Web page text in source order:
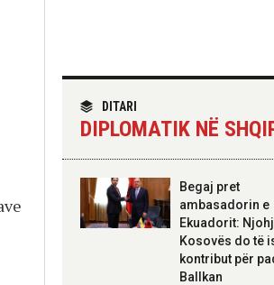
qeverisjen e Kinës
Për herë të parë,
Forcat e Armatosura
me mjete taktike
“Made in Albania”
Ambasada amerikane:
Italia
“Shqipëria
projekt më i
Ismail
DITARI
DIPLOMATIK NË
Begaj pret
ambasadorin e
Ekuadorit:
Kosovës do të
kontribut për
Ballkan